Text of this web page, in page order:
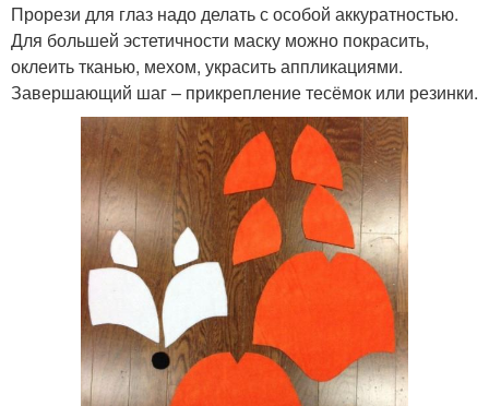
Прорези для глаз надо делать с особой аккуратностью.
Для большей эстетичности маску можно покрасить,
оклеить тканью, мехом, украсить аппликациями.
Завершающий шаг – прикрепление тесёмок или резинки.